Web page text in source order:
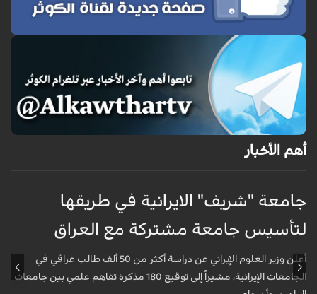
أهم الأخبار
جامعة "شريف" الايرانية في طريقها
لتأسيس جامعة مشتركة مع العراق
أعلن وزير العلوم الإيراني عن دراسة أكثر من 50 ألف طالب عراقي في
الجامعات الإيرانية، مشيراً إلى توقيع 180 مذكرة تفاهم علمي بين جامعات